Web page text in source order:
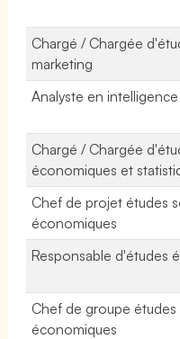
Chargé / Chargée
marketing
Analyste en
Chargé / Chargée
économiques et
Chef de projet études
économiques
Responsable d'études
Chef de groupe
économiques